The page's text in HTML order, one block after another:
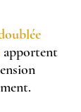
apportent